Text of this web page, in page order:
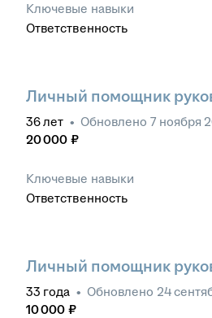
Ключевые навыки
Ответственность
Личный помощник
36лет • Обновлено 7 ноября
20 000 ₽
Ключевые навыки
Ответственность
Личный помощник
33 года • Обновлено 24
10 000 ₽